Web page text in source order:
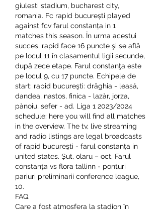
giulesti stadium, bucharest city,
romania. Fc rapid bucurești played
against fcv farul constanța in 1
matches this season. În urma acestui
succes, rapid face 16 puncte şi se află
pe locul 11 în clasamentul ligii secunde,
după zece etape. Farul constanţa este
pe locul 9, cu 17 puncte. Echipele de
start: rapid bucureşti: drăghia - leasă,
dandea, nastos, finica - lazăr, jorza,
pănoiu, sefer - ad. Liga 1 2023/2024
schedule: here you will find all matches
in the overview. The tv, live streaming
and radio listings are legal broadcasts
of rapid bucureşti - farul constanța in
united states. Șut, olaru – oct. Farul
constanța vs flora tallinn - ponturi
pariuri preliminarii conference league,
10.
FAQ.
Care a fost atmosfera la stadion în